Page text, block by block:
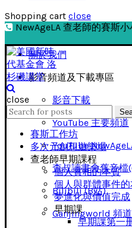
Shopping cart close
NewAgeLA 查老師的賽斯
關於我們
影音頻道及下載專區
影音下載
YouTube 主要頻道
YouTube
查叔讀書會舊音檔
Bilibili (B站)
Ganjingworld 頻道
close
Search
for:
賽斯工作坊
多次元創想遊樂場
查老師早期課程
個人實相的本質
個人與群體事件
夢進化與價值完成
早期課
早期課第一